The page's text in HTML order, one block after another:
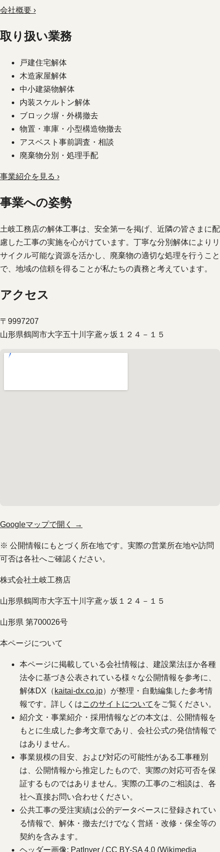
会社概要 ›
取り扱い業務
戸建住宅解体
木造家屋解体
中小建築物解体
内装スケルトン解体
ブロック塀・外構撤去
物置・車庫・小型構造物撤去
アスベスト事前調査・相談
廃棄物分別・処理手配
事業紹介を見る ›
事業への姿勢
土岐工務店の解体工事は、安全第一を掲げ、近隣の皆さまに配
慮した工事の実施を心がけています。丁寧な分別解体によりリ
サイクル可能な資源を活かし、廃棄物の適切な処理を行うこと
で、地域の信頼を得ることが私たちの責務と考えています。
アクセス
〒9997207
山形県鶴岡市大字五十川字鳶ヶ坂１２４－１５
Googleマップで開く →
※ 公開情報にもとづく所在地です。実際の営業所在地や訪問
可否は各社へご確認ください。
株式会社土岐工務店
山形県鶴岡市大字五十川字鳶ヶ坂１２４－１５
山形県 第700026号
本ページについて
本ページに掲載している会社情報は、建設業法ほか各種
法令に基づき公表されている様々な公開情報を参考に、
解体DX（ kaitai-dx.co.jp）が整理・自動編集した参考情
報です。詳しくはこのサイトについて をご覧ください。
紹介文・事業紹介・採用情報などの本文は、公開情報を
もとに生成した参考文章であり、会社公式の発信情報で
はありません。
事業規模の目安、および対応の可能性がある工事種別
は、公開情報から推定したもので、実際の対応可否を保
証するものではありません。実際の工事のご相談は、各
社へ直接お問い合わせください。
公共工事の受注実績は公的データベースに登録されてい
る情報で、解体・撤去だけでなく営繕・改修・保全等の
契約を含みます。
ヘッダー画像: PatInver / CC BY-SA 4.0 (Wikimedia